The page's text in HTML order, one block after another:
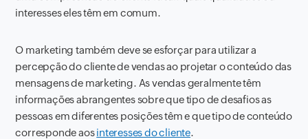
interesses eles têm em comum.
O marketing também deve se esforçar para utilizar a
percepção do cliente de vendas ao projetar o conteúdo das
mensagens de marketing. As vendas geralmente têm
informações abrangentes sobre que tipo de desafios as
pessoas em diferentes posições têm e que tipo de conteúdo
corresponde aosinteresses do cliente.